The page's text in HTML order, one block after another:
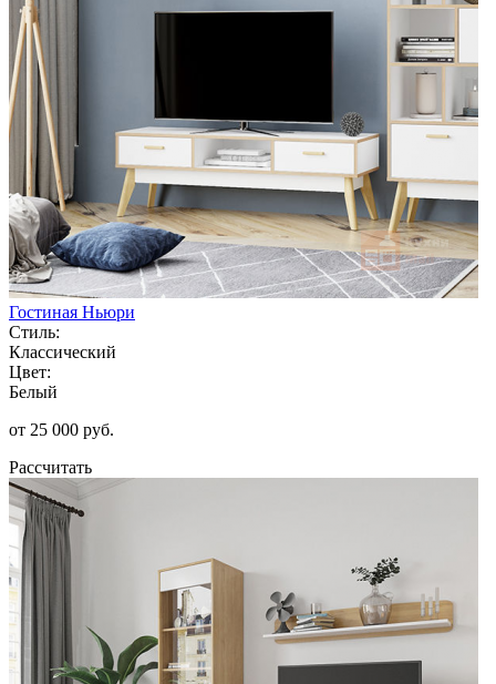
Гостиная Ньюри
Стиль:
Классический
Цвет:
Белый
от 25 000 руб.
Рассчитать